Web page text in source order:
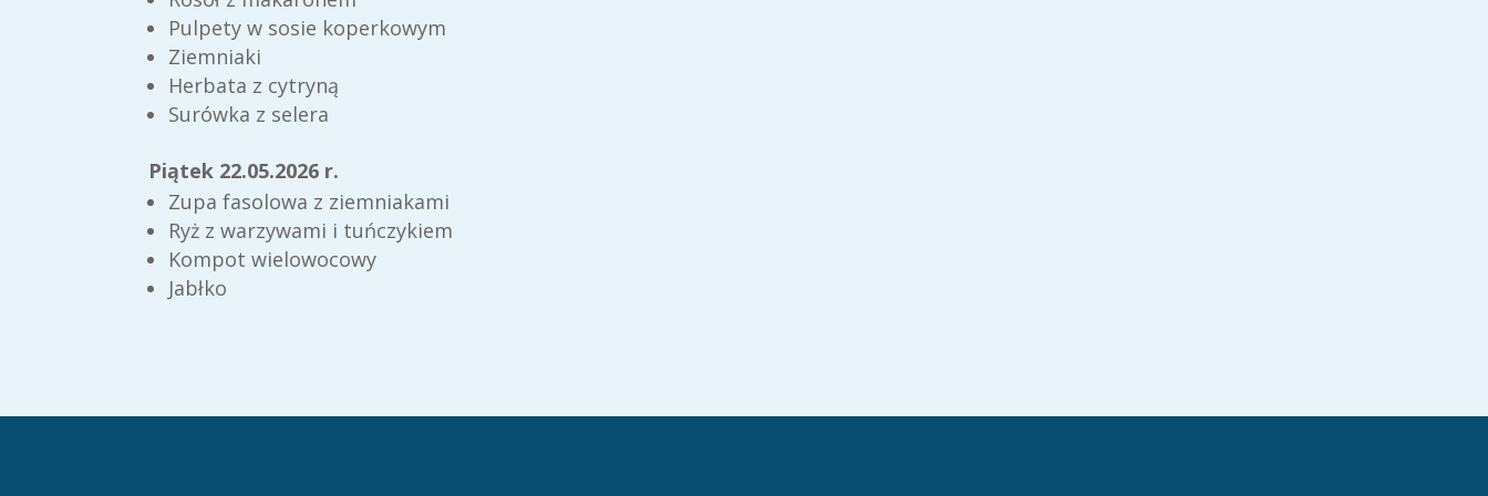
Pulpety w sosie koperkowym
Ziemniaki
Herbata z cytryną
Surówka z selera
Piątek 22.05.2026 r.
Zupa fasolowa z ziemniakami
Ryż z warzywami i tuńczykiem
Kompot wielowocowy
Jabłko